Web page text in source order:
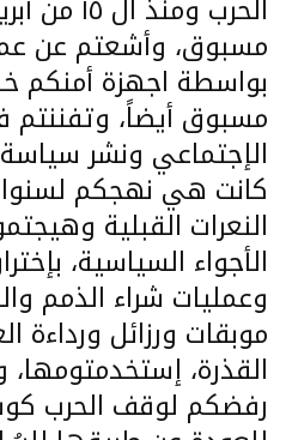
مسبوق، وأشعتم عن
بواسطة اجهزة أمنكم
مسبوق أيضاً،
الإجتماعي ونشر
كانت هي نهجكم
النعرات القبلية
الأجواء السياسية،
وعمليات شراء الذمم
موبقات ورزائل ورداءة
القذرة، إستخدمتومها،
رفضكم لوقف الحرب